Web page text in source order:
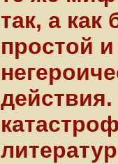
так, а как
простой
действия.